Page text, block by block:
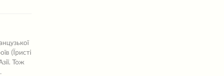
(Їристі
Тож